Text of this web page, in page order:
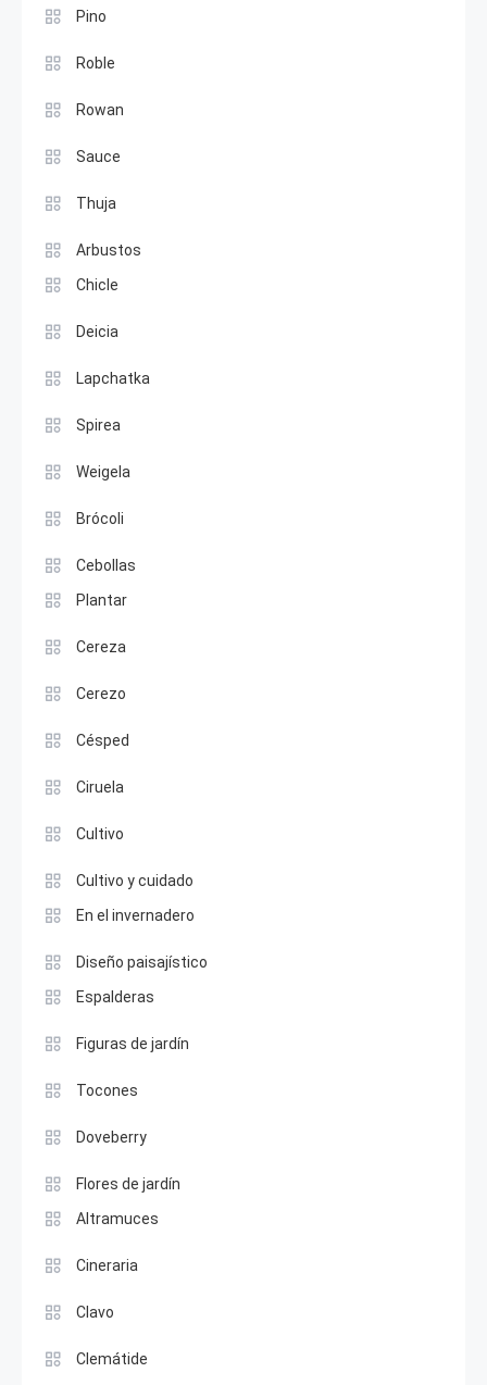
Pino
Roble
Rowan
Sauce
Thuja
Arbustos
Chicle
Deicia
Lapchatka
Spirea
Weigela
Brócoli
Cebollas
Plantar
Cereza
Cerezo
Césped
Ciruela
Cultivo
Cultivo y cuidado
En el invernadero
Diseño paisajístico
Espalderas
Figuras de jardín
Tocones
Doveberry
Flores de jardín
Altramuces
Cineraria
Clavo
Clemátide